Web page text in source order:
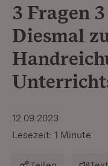
3 Fragen
Diesmal
12.09.2023
Lesezeit: 1 Minute